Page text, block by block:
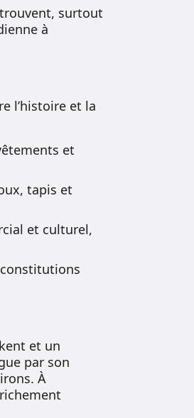
surtout
à
l’histoire et la
et
tapis et
et culturel,
et un
par son
À